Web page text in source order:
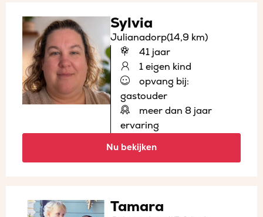
Sylvia
Julianadorp(14,9 km)
41 jaar
1 eigen kind
opvang bij:
gastouder
meer dan 8 jaar
ervaring
Nu bekijken
Tamara